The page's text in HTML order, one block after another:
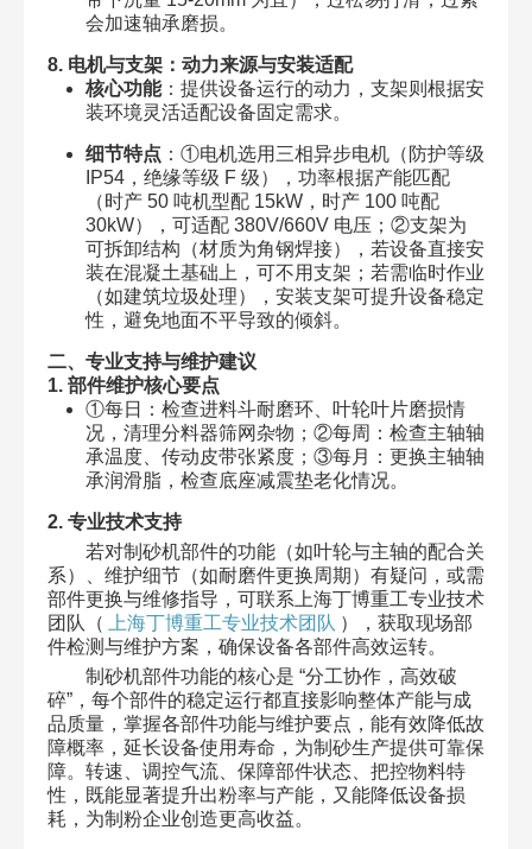
会加速轴承磨损。
8. 电机与支架：动力来源与安装适配
核心功能：提供设备运行的动力，支架则根据安
装环境灵活适配设备固定需求。
细节特点 ：①电机选用三相异步电机（防护等级
IP54，绝缘等级 F 级），功率根据产能匹配
（时产 50 吨机型配 15kW，时产 100 吨配
30kW），可适配 380V/660V 电压；②支架为
可拆卸结构（材质为角钢焊接），若设备直接安
装在混凝土基础上，可不用支架；若需临时作业
（如建筑垃圾处理），安装支架可提升设备稳定
性，避免地面不平导致的倾斜。
二、专业支持与维护建议
1. 部件维护核心要点
①每日：检查进料斗耐磨环、叶轮叶片磨损情
况，清理分料器筛网杂物；②每周：检查主轴轴
承温度、传动皮带张紧度；③每月：更换主轴轴
承润滑脂，检查底座减震垫老化情况。
2. 专业技术支持
若对制砂机部件的功能（如叶轮与主轴的配合关
系）、维护细节（如耐磨件更换周期）有疑问，或需
部件更换与维修指导，可联系上海丁博重工专业技术
团队（
上海丁博重工专业技术团队 ），获取现场部
件检测与维护方案，确保设备各部件高效运转。
制砂机部件功能的核心是 “分工协作，高效破
碎”，每个部件的稳定运行都直接影响整体产能与成
品质量，掌握各部件功能与维护要点，能有效降低故
障概率，延长设备使用寿命，为制砂生产提供可靠保
障。转速、调控气流、保障部件状态、把控物料特
性，既能显著提升出粉率与产能，又能降低设备损
耗，为制粉企业创造更高收益。